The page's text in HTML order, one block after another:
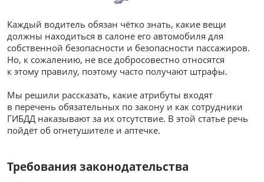
Каждый водитель обязан чётко знать, какие вещи
должны находиться в салоне его автомобиля для
собственной безопасности и безопасности пассажиров.
Но, к сожалению, не все добросовестно относятся
к этому правилу, поэтому часто получают штрафы.
Мы решили рассказать, какие атрибуты входят
в перечень обязательных по закону и как сотрудники
ГИБДД наказывают за их отсутствие. В этой статье речь
пойдёт об огнетушителе и аптечке.
Требования законодательства